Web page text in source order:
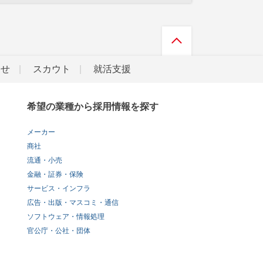
スカウト 就活支援
希望の業種から採用情報を探す
メーカー
商社
流通・小売
金融・証券・保険
サービス・インフラ
広告・出版・マスコミ・通信
ソフトウェア・情報処理
官公庁・公社・団体